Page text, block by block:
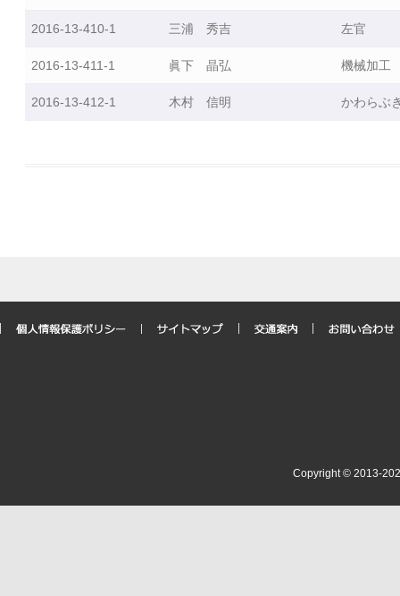
技
者
状
2016-13-410-1 三浦 秀吉 左官
2016-13-411-1 眞下 晶弘 機械加工
2016-13-412-1 木村 信明 かわらぶ
Copyright © 2013-